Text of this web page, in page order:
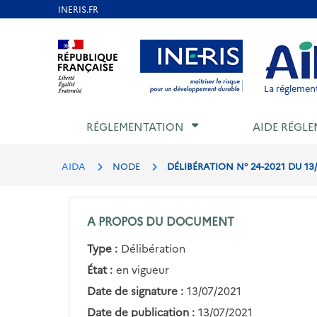
Aller au contenu Aller au menu Aller au
La
RÉGLEMENTATION AIDE
AIDA NODE DÉLIBÉRATION N° 24-2021 DU
A PROPOS DU DOCUMENT
Type : Délibération
État : en vigueur
Date de signature : 13/07/2021
Date de publication : 13/07/2021